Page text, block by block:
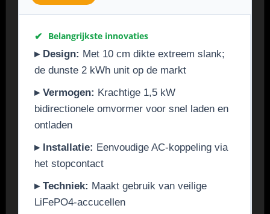
✔
Belangrijkste innovaties
▸ Design: Met 10 cm dikte extreem slank;
de dunste 2 kWh unit op de markt
▸ Vermogen: Krachtige 1,5 kW
bidirectionele omvormer voor snel laden en
ontladen
▸ Installatie: Eenvoudige AC-koppeling via
het stopcontact
▸ Techniek: Maakt gebruik van veilige
LiFePO4-accucellen